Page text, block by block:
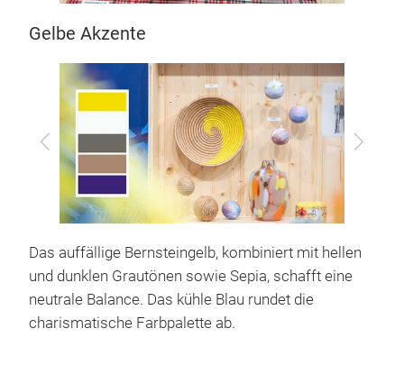
Gelbe Akzente
Zurück Vor
Das auffällige Bernsteingelb, kombiniert mit hellen
und dunklen Grautönen sowie Sepia, schafft eine
neutrale Balance. Das kühle Blau rundet die
charismatische Farbpalette ab.